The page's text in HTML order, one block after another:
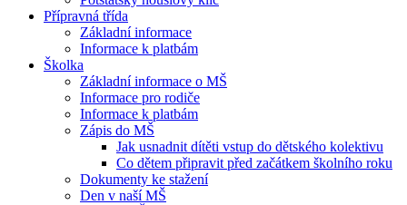
Přípravná třída
Základní informace
Informace k platbám
Školka
Základní informace o MŠ
Informace pro rodiče
Informace k platbám
Zápis do MŠ
Jak usnadnit dítěti vstup do dětského kolektivu
Co dětem připravit před začátkem školního roku
Dokumenty ke stažení
Den v naší MŠ